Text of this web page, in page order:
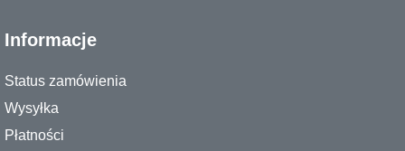
Informacje
Status zamówienia
Wysyłka
Płatności